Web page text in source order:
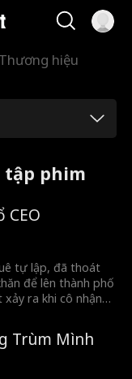
Thương hiệu
tập phim
CEO
tự lập, đã thoát
để lên thành phố
ra khi cô nhận
anh mà không hề
đốc Tập đoàn
đều mong sớm ly
Trùm Mình